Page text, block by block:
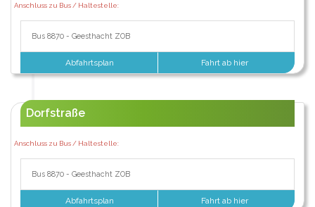
Anschluss zu Bus / Haltestelle:
Bus 8870 - Geesthacht ZOB
Abfahrtsplan Fahrt ab hier
Dorfstraße
Anschluss zu Bus / Haltestelle:
Bus 8870 - Geesthacht ZOB
Abfahrtsplan Fahrt ab hier